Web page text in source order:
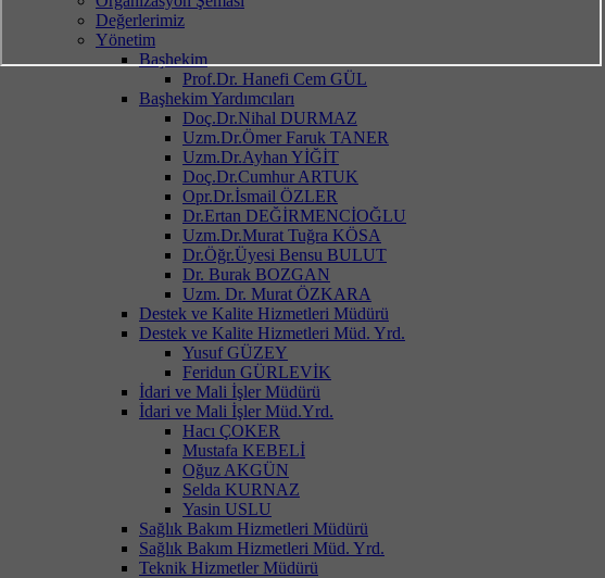
Değerlerimiz
Yönetim
Başhekim
Prof.Dr. Hanefi Cem GÜL
Başhekim Yardımcıları
Doç.Dr.Nihal DURMAZ
Uzm.Dr.Ömer Faruk TANER
Uzm.Dr.Ayhan YİĞİT
Doç.Dr.Cumhur ARTUK
Opr.Dr.İsmail ÖZLER
Dr.Ertan DEĞİRMENCİOĞLU
Uzm.Dr.Murat Tuğra KÖSA
Dr.Öğr.Üyesi Bensu BULUT
Dr. Burak BOZGAN
Uzm. Dr. Murat ÖZKARA
Destek ve Kalite Hizmetleri Müdürü
Destek ve Kalite Hizmetleri Müd. Yrd.
Yusuf GÜZEY
Feridun GÜRLEVİK
İdari ve Mali İşler Müdürü
İdari ve Mali İşler Müd.Yrd.
Hacı ÇOKER
Mustafa KEBELİ
Oğuz AKGÜN
Selda KURNAZ
Yasin USLU
Sağlık Bakım Hizmetleri Müdürü
Sağlık Bakım Hizmetleri Müd. Yrd.
Teknik Hizmetler Müdürü